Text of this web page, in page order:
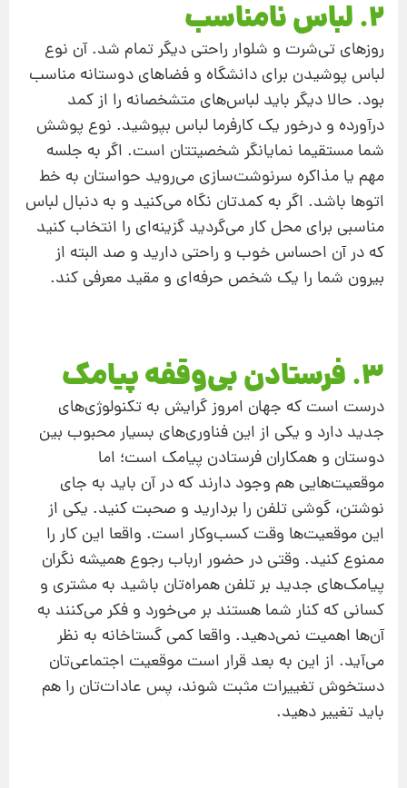
2. لباس نامناسب
روزهای تی‌شرت و شلوار راحتی دیگر تمام شد. آن نوع
لباس پوشیدن برای دانشگاه و فضاهای دوستانه مناسب
بود. حالا دیگر باید لباس‌های متشخصانه را از کمد
درآورده و درخور یک کارفرما لباس بپوشید. نوع پوشش
شما مستقیما نمایانگر شخصیتتان است. اگر به جلسه
مهم یا مذاکره سرنوشت‌سازی می‌روید حواستان به خط
اتوها باشد. اگر به کمدتان نگاه می‌کنید و به دنبال لباس
مناسبی برای محل کار می‌گردید گزینه‌ای را انتخاب کنید
که در آن احساس خوب و راحتی دارید و صد البته از
بیرون شما را یک شخص حرفه‌ای و مقید معرفی کند.
3. فرستادن بی‌وقفه پیامک
درست است که جهان امروز گرایش به تکنولوژی‌های
جدید دارد و یکی از این فناوری‌های بسیار محبوب بین
دوستان و همکاران فرستادن پیامک است؛ اما
موقعیت‌هایی هم وجود دارند که در آن باید به جای
نوشتن، گوشی تلفن را بردارید و صحبت کنید. یکی از
این موقعیت‌ها وقت کسب‌وکار است. واقعا این کار را
ممنوع کنید. وقتی در حضور ارباب رجوع همیشه نگران
پیامک‌های جدید بر تلفن همراه‌تان باشید به مشتری و
کسانی که کنار شما هستند بر می‌خورد و فکر می‌کنند به
آن‌ها اهمیت نمی‌دهید. واقعا کمی گستاخانه به نظر
می‌آید. از این به بعد قرار است موقعیت اجتماعی‌تان
دستخوش تغییرات مثبت شوند، پس عادات‌تان را هم
باید تغییر دهید.